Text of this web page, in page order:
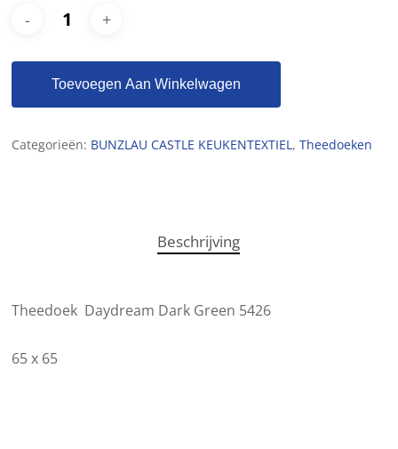
Toevoegen Aan Winkelwagen
Categorieën: BUNZLAU CASTLE KEUKENTEXTIEL,Theedoeken
Beschrijving
Theedoek Daydream Dark Green 5426
65 x 65